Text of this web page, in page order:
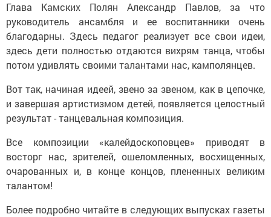
Глава Камских Полян Александр Павлов, за что
руководитель ансамбля и ее воспитанники очень
благодарны. Здесь педагог реализует все свои идеи,
здесь дети полностью отдаются вихрям танца, чтобы
потом удивлять своими талантами нас, камполянцев.
Вот так, начиная идеей, звено за звеном, как в цепочке,
и завершая артистизмом детей, появляется целостный
результат - танцевальная композиция.
Все композиции «калейдоскоповцев» приводят в
восторг нас, зрителей, ошеломленных, восхищенных,
очарованных и, в конце концов, плененных великим
талантом!
Более подробно читайте в следующих выпусках газеты